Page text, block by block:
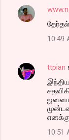
10:49
ttpian
10:51